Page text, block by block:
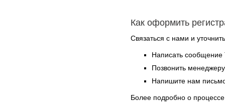
Как оформить
Связаться с нами и
Написать
Позвонить
Напишите нам
Более подробно о